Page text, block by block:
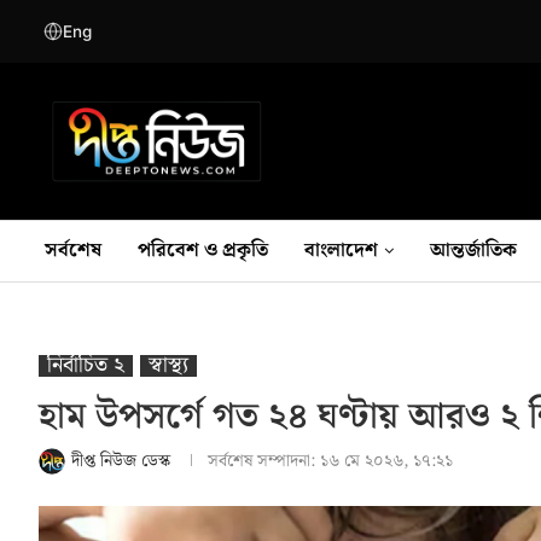
Eng
সর্বশেষ পরিবেশ ও প্রকৃতি বাংলাদেশ আন্তর্জাতিক
নির্বাচিত ২ স্বাস্থ‍্য
হাম উপসর্গে গত ২৪ ঘণ্টায় আরও ২
দীপ্ত নিউজ ডেস্ক সর্বশেষ সম্পাদনা: ১৬ মে ২০২৬, ১৭:২১